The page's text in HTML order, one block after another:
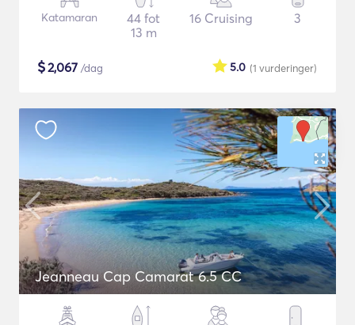
Katamaran
44 fot
13 m
16 Cruising 3
$2,067 /dag (1 vurderinger)
5.0
Jeanneau Cap Camarat 6.5 CC